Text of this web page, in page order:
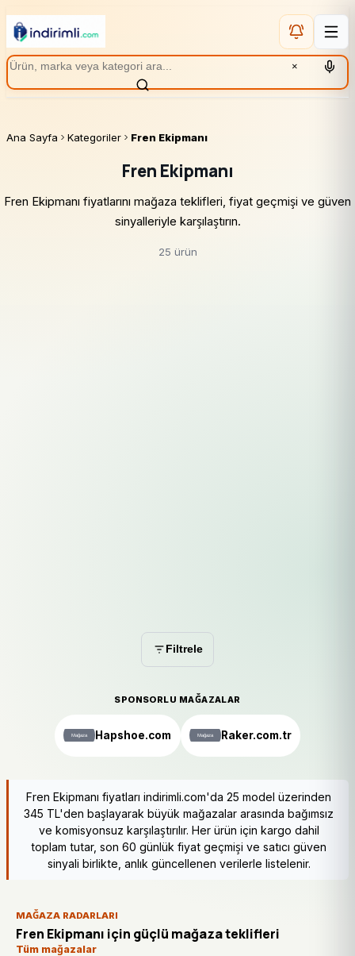
×
Ana Sayfa Kategoriler Fren Ekipmanı
Fren Ekipmanı
Fren Ekipmanı fiyatlarını mağaza teklifleri, fiyat geçmişi ve güven
sinyalleriyle karşılaştırın.
25 ürün
Filtrele
SPONSORLU MAĞAZALAR
Hapshoe.com Raker.com.tr
Fren Ekipmanı fiyatları indirimli.com'da 25 model üzerinden
345 TL'den başlayarak büyük mağazalar arasında bağımsız
ve komisyonsuz karşılaştırılır. Her ürün için kargo dahil
toplam tutar, son 60 günlük fiyat geçmişi ve satıcı güven
sinyali birlikte, anlık güncellenen verilerle listelenir.
MAĞAZA RADARLARI
Fren Ekipmanı için güçlü mağaza teklifleri
Tüm mağazalar